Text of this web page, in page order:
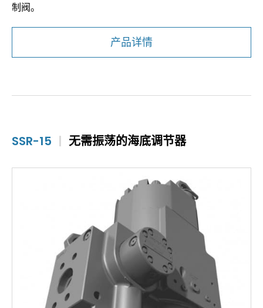
制阀。
产品详情
SSR-15 | 无需振荡的海底调节器